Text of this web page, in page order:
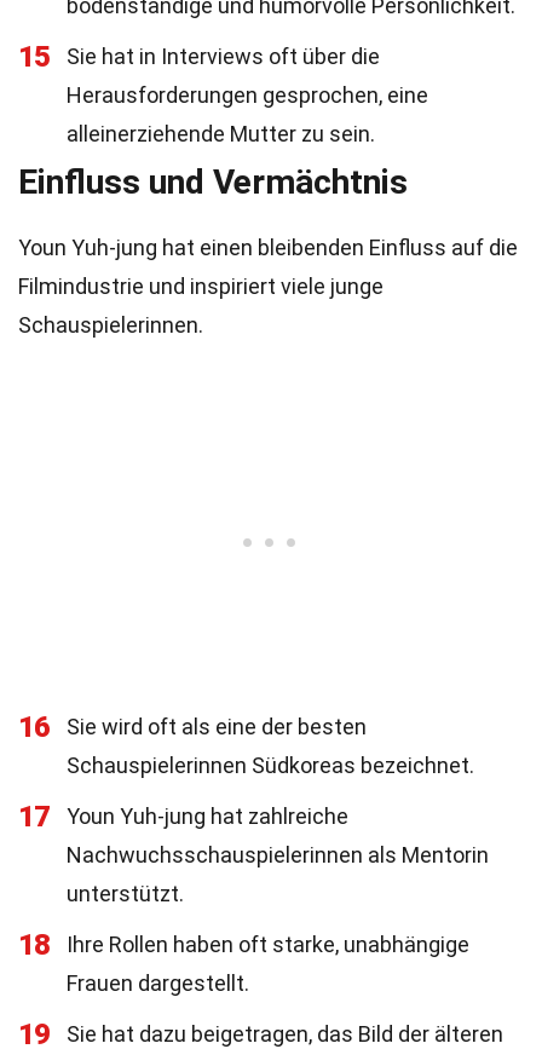
bodenständige und humorvolle Persönlichkeit.
15
Sie hat in Interviews oft über die
Herausforderungen gesprochen, eine
alleinerziehende Mutter zu sein.
Einfluss und Vermächtnis
Youn Yuh-jung hat einen bleibenden Einfluss auf die
Filmindustrie und inspiriert viele junge
Schauspielerinnen.
16
Sie wird oft als eine der besten
Schauspielerinnen Südkoreas bezeichnet.
17
Youn Yuh-jung hat zahlreiche
Nachwuchsschauspielerinnen als Mentorin
unterstützt.
18
Ihre Rollen haben oft starke, unabhängige
Frauen dargestellt.
19
Sie hat dazu beigetragen, das Bild der älteren